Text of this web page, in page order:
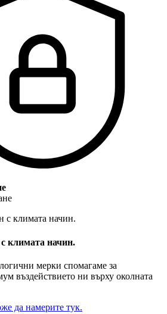
климата начин.
мерки спомагаме за
въздействието ни върху околната
да намерите тук.